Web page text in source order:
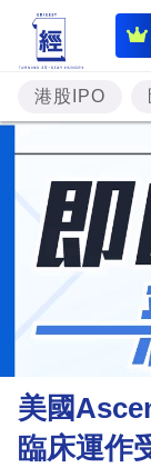
即
題
樓
港股IPO
美國
臨床運作